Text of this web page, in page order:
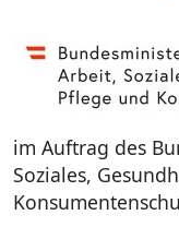
im Auftrag des
Soziales,